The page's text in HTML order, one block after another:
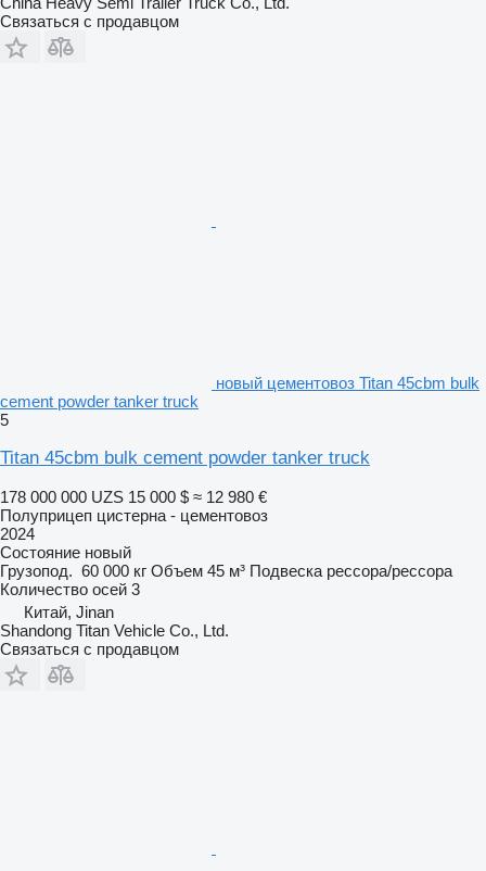
Связаться с продавцом
новый цементовоз Titan 45cbm bulk
cement powder tanker truck
5
Titan 45cbm bulk cement powder tanker truck
178 000 000 UZS 15 000 $ ≈ 12 980 €
Полуприцеп цистерна - цементовоз
2024
Состояние новый
Грузопод. 60 000 кг Объем 45 м³ Подвеска рессора/рессора
Количество осей 3
Китай, Jinan
Shandong Titan Vehicle Co., Ltd.
Связаться с продавцом